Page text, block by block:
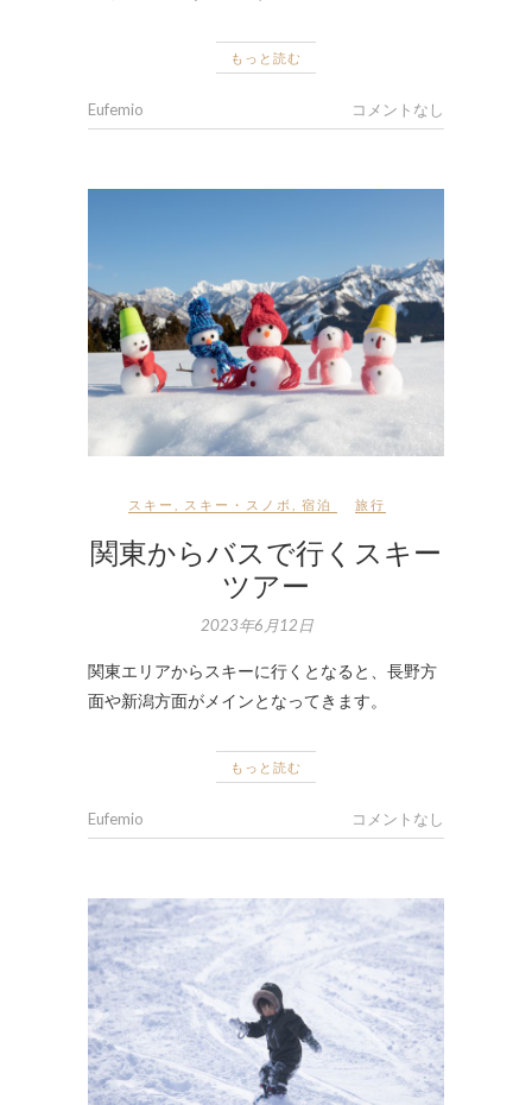
もっと読む
Eufemio コメントなし
スキー スキー・スノボ 宿泊 旅行
関東からバスで行くスキー
ツアー
2023年6月12日
関東エリアからスキーに行くとなると、長野方
面や新潟方面がメインとなってきます。
もっと読む
Eufemio コメントなし